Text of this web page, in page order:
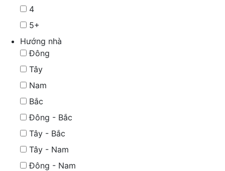
4
5+
Hướng nhà
Đông
Tây
Nam
Bắc
Đông - Bắc
Tây - Bắc
Tây - Nam
Đông - Nam